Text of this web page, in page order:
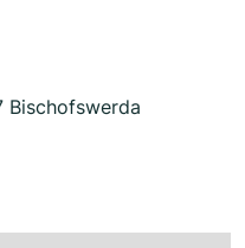
Bischofswerda